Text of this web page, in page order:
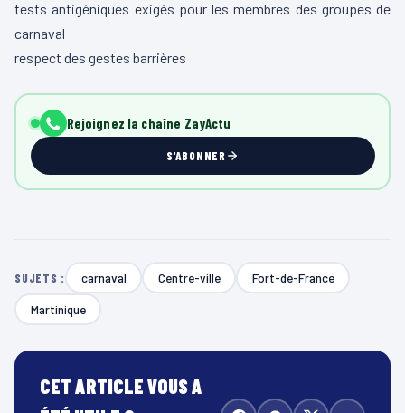
tests antigéniques exigés pour les membres des groupes de
carnaval
respect des gestes barrières
Rejoignez la chaîne ZayActu
S'ABONNER
SUJETS : carnaval Centre-ville Fort-de-France
Martinique
CET ARTICLE VOUS A